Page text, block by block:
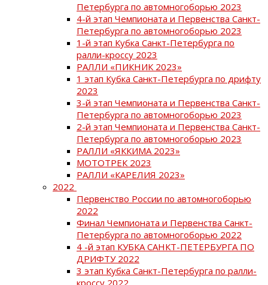
Петербурга по автомногоборью 2023
4-й этап Чемпионата и Первенства Санкт-
Петербурга по автомногоборью 2023
1-й этап Кубка Санкт-Петербурга по
ралли-кроссу 2023
РАЛЛИ «ПИКНИК 2023»
1 этап Кубка Санкт-Петербурга по дрифту
2023
3-й этап Чемпионата и Первенства Санкт-
Петербурга по автомногоборью 2023
2-й этап Чемпионата и Первенства Санкт-
Петербурга по автомногоборью 2023
РАЛЛИ «ЯККИМА 2023»
МОТОТРЕК 2023
РАЛЛИ «КАРЕЛИЯ 2023»
2022
Первенство России по автомногоборью
2022
Финал Чемпионата и Первенства Санкт-
Петербурга по автомногоборью 2022
4 -й этап КУБКА САНКТ-ПЕТЕРБУРГА ПО
ДРИФТУ 2022
3 этап Кубка Санкт-Петербурга по ралли-
кроссу 2022